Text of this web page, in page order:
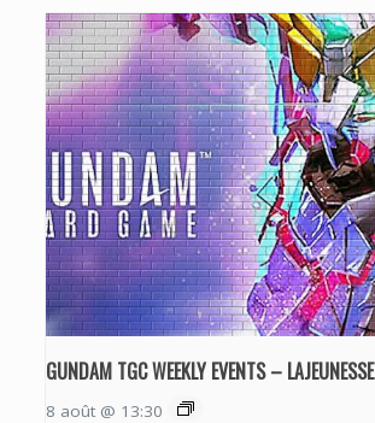
GUNDAM TGC WEEKLY EVENTS – LAJEUNESSE
8 août @ 13:30